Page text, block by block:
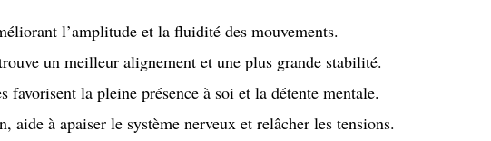
l’amplitude et la fluidité des mouvements.
un meilleur alignement et une plus grande stabilité.
la pleine présence à soi et la détente mentale.
aide à apaiser le système nerveux et relâcher les tensions.